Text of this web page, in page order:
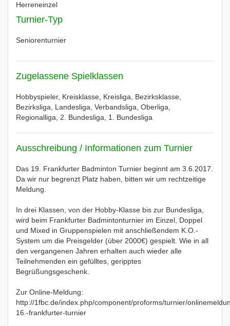
Herreneinzel
Turnier-Typ
Seniorenturnier
Zugelassene Spielklassen
Hobbyspieler, Kreisklasse, Kreisliga, Bezirksklasse,
Bezirksliga, Landesliga, Verbandsliga, Oberliga,
Regionalliga, 2. Bundesliga, 1. Bundesliga
Ausschreibung / Informationen zum Turnier
Das 19. Frankfurter Badminton Turnier beginnt am 3.6.2017.
Da wir nur begrenzt Platz haben, bitten wir um rechtzeitige
Meldung.
In drei Klassen, von der Hobby-Klasse bis zur Bundesliga,
wird beim Frankfurter Badmintonturnier im Einzel, Doppel
und Mixed in Gruppenspielen mit anschließendem K.O.-
System um die Preisgelder (über 2000€) gespielt. Wie in all
den vergangenen Jahren erhalten auch wieder alle
Teilnehmenden ein gefülltes, geripptes
Begrüßungsgeschenk.
Zur Online-Meldung:
http://1fbc.de/index.php/component/proforms/turnier/
16.-frankfurter-turnier